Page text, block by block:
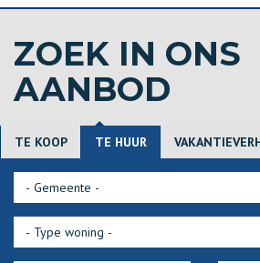
ZOEK IN ONS
AANBOD
- Gemeente -
- Type woning -
TE KOOP TE HUUR